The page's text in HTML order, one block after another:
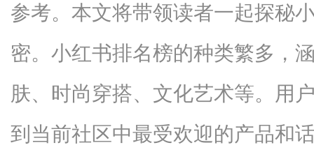
参考。本文将带领读者一起探秘
密。小红书排名榜的种类繁多，
肤、时尚穿搭、文化艺术等。用
到当前社区中最受欢迎的产品和